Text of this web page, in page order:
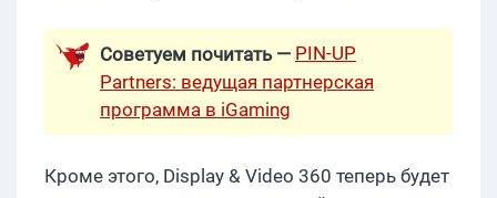
Советуем почитать — PIN-UP
Partners: ведущая партнерская
программа в iGaming
Кроме этого, Display & Video 360 теперь будет